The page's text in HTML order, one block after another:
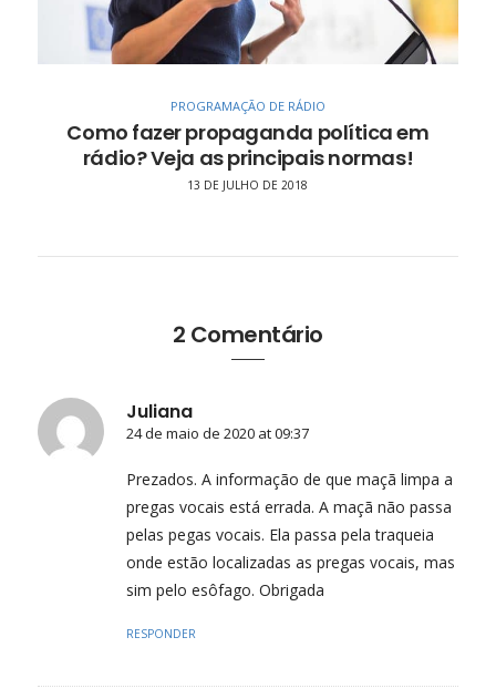
PROGRAMAÇÃO DE RÁDIO
Como fazer propaganda política em
rádio? Veja as principais normas!
13 DE JULHO DE 2018
2 Comentário
Juliana
24 de maio de 2020 at 09:37
Prezados. A informação de que maçã limpa a
pregas vocais está errada. A maçã não passa
pelas pegas vocais. Ela passa pela traqueia
onde estão localizadas as pregas vocais, mas
sim pelo esôfago. Obrigada
RESPONDER